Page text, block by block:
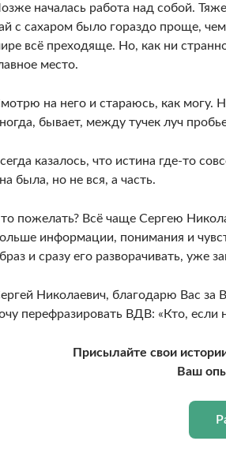
началась работа над собой.
с сахаром было гораздо проще,
всё преходяще. Но, как ни
место.
на него и стараюсь, как могу.
бывает, между тучек луч
казалось, что истина где-то
была, но не вся, а часть.
пожелать? Всё чаще Сергею
информации, понимания и
и сразу его разворачивать, уже
Николаевич, благодарю Вас
перефразировать ВДВ: «Кто, если
Присылайте свои
Ваш